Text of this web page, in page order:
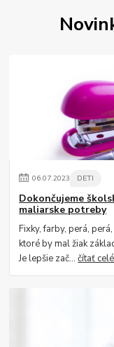
06.07.2023 DETI
Dokončujeme
maliarske potreby
Fixky, farby, perá,
ktoré by mal žiak
Je lepšie zač...čítať celé